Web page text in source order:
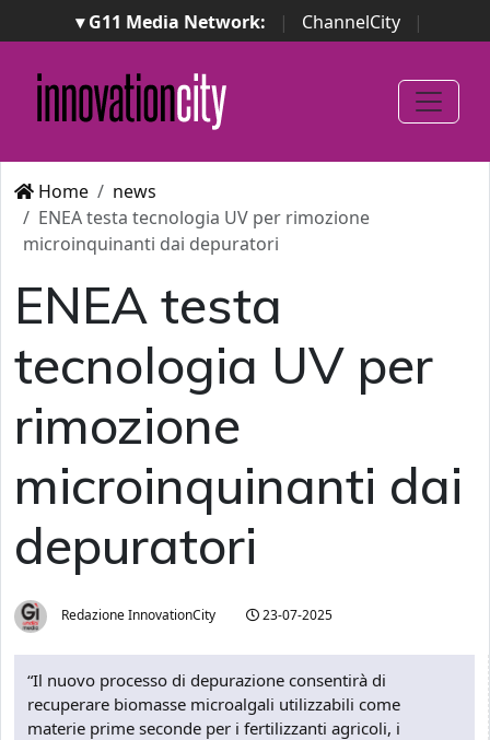
▾ G11 Media Network: | ChannelCity
|
ImpresaCity | SecurityOpenLab | Italian Channel
Awards
Italian Project Awards
Italian Security
Awards
Home
news
ENEA testa tecnologia UV per rimozione
microinquinanti dai depuratori
ENEA testa
tecnologia UV per
rimozione
microinquinanti dai
depuratori
Redazione InnovationCity 23-07-2025
“Il nuovo processo di depurazione consentirà di
recuperare biomasse microalgali utilizzabili come
materie prime seconde per i fertilizzanti agricoli, i